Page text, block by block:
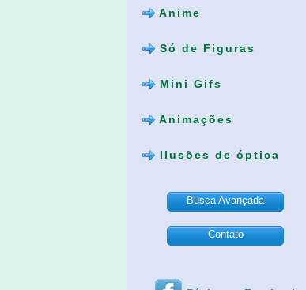
Anime
Só de Figuras
Mini Gifs
Animações
Ilusões de óptica
Busca Avançada
Contato